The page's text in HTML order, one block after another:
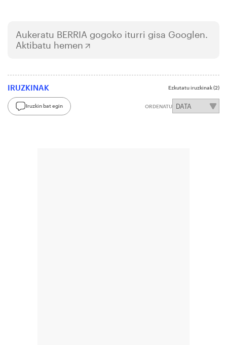
Aukeratu BERRIA gogoko iturri gisa Googlen.
Aktibatu hemen
IRUZKINAK Ezkutatu iruzkinak(2)
Iruzkin bat egin ORDENATU